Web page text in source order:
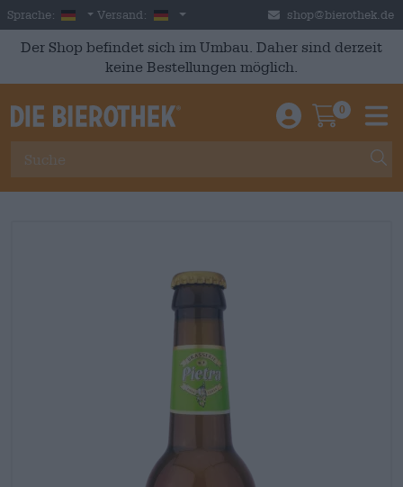
Skip to main content
Sprache: German
Versand: Deutschland shop@bierothek.de
Der Shop befindet sich im Umbau. Daher sind derzeit
keine Bestellungen möglich.
Einloggen /
0